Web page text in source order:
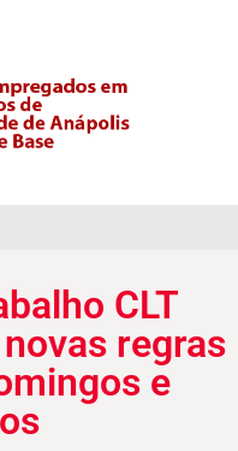
CLT
regras
e